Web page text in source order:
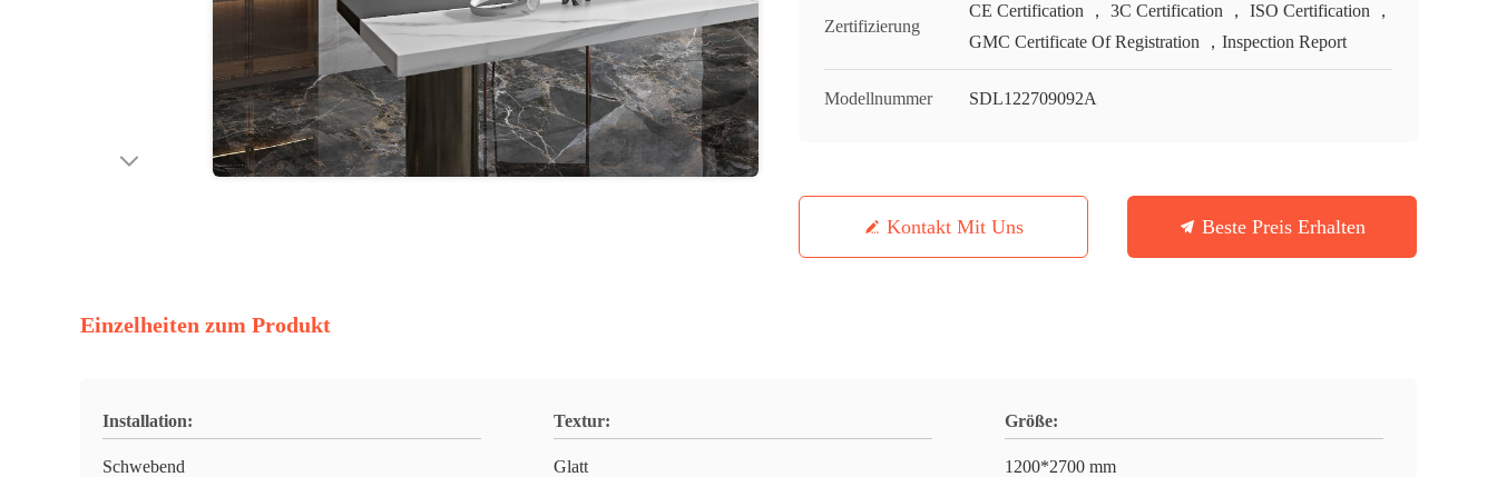
Zertifizierung
CE Certification ， 3C Certification ， ISO Certification ，
GMC Certificate Of Registration ，Inspection Report
Modellnummer SDL122709092A
Kontakt Mit Uns Beste Preis Erhalten
Einzelheiten zum Produkt
Installation:
Schwebend
Textur:
Glatt
Größe:
1200*2700 mm